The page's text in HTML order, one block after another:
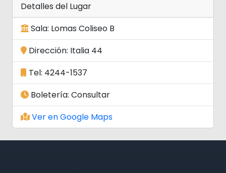
Detalles del Lugar
Sala: Lomas Coliseo B
Dirección: Italia 44
Tel: 4244-1537
Boletería: Consultar
Ver en Google Maps